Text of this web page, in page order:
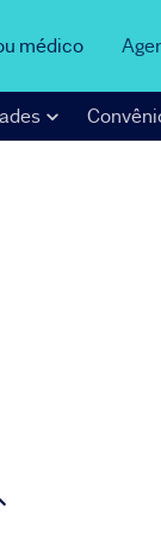
médico